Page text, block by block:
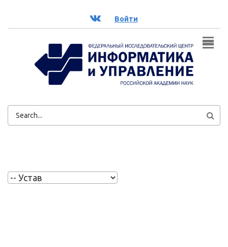
ВК Войти
ФОРМА